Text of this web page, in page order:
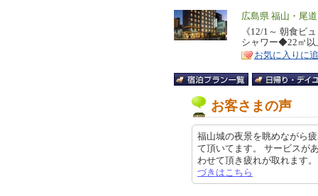
エ
リ
ア
広島県 福山・尾
特
徴
《12/1～ 朝食ビ
シャワー◆22㎡
お気に入りに
お客さまの声
福山城の夜景を眺めながら
て頂いてます。 サービスが
わせて頂き疲れが取れます
づきはこちら